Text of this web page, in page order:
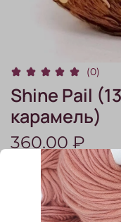
(0)
Shine Pail
карамель)
360.00 ₽
В наличии: 3 шт.